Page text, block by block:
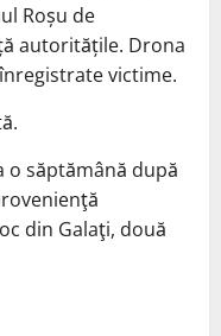
Roșu de
autoritățile. Drona
victime.
o săptămână după
din Galaţi, două